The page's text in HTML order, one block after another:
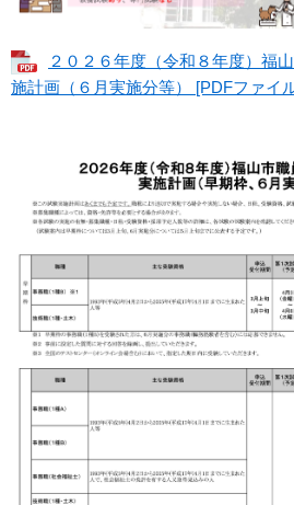
２０２６年度（令和８年度）福
施計画（６月実施分等） [PDFファイ